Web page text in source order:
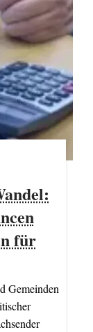
für
Gemeinden